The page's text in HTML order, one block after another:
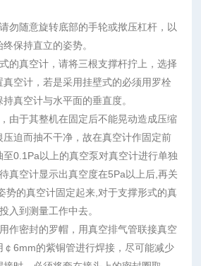
勿随意旋转底部的手轮或揿压杠杆，以
终保持直立的姿势。
的真空计，请将三根支撑杆拧上，选择
空计，若是采用挂壁式的必须用罗栓
持真空计与水平面的垂直度。
由于其整机在固定后不能晃动造成压缩
迫而抽不干净，故在真空计作固定前
0.1Pa以上的真空泵对真空计进行单独
真空计显示出真空度在5Pa以上后,再关
势的真空计固定起来,对于支撑形式的真
投入到测量工作中去。
作密封的罗帽，用真空排气管联接真空
￠6mm的紫铜管进行焊接，尽可能减少